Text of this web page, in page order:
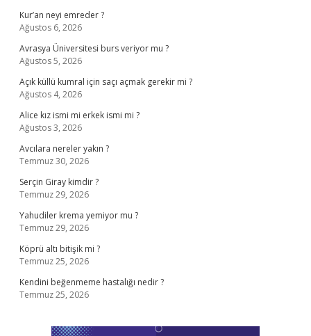
Kur’an neyi emreder ?
Ağustos 6, 2026
Avrasya Üniversitesi burs veriyor mu ?
Ağustos 5, 2026
Açık küllü kumral için saçı açmak gerekir mi ?
Ağustos 4, 2026
Alice kız ismi mi erkek ismi mi ?
Ağustos 3, 2026
Avcılara nereler yakın ?
Temmuz 30, 2026
Serçin Giray kimdir ?
Temmuz 29, 2026
Yahudiler krema yemiyor mu ?
Temmuz 29, 2026
Köprü altı bitişik mi ?
Temmuz 25, 2026
Kendini beğenmeme hastalığı nedir ?
Temmuz 25, 2026